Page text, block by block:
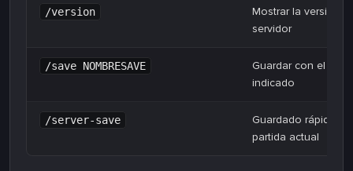
/version
Mostrar la versión
servidor
/save NOMBRESAVE
Guardar con el
indicado
/server-save
Guardado rápido
partida actual